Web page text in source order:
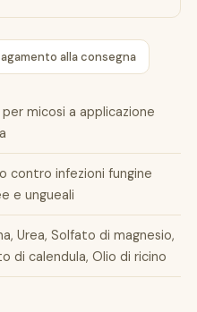
alla consegna
micosi a applicazione
contro infezioni fungine
e ungueali
Urea, Solfato di magnesio,
di calendula, Olio di ricino